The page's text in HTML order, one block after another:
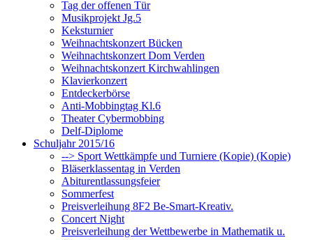
Tag der offenen Tür
Musikprojekt Jg.5
Keksturnier
Weihnachtskonzert Bücken
Weihnachtskonzert Dom Verden
Weihnachtskonzert Kirchwahlingen
Klavierkonzert
Entdeckerbörse
Anti-Mobbingtag Kl.6
Theater Cybermobbing
Delf-Diplome
Schuljahr 2015/16
--> Sport Wettkämpfe und Turniere (Kopie) (Kopie)
Bläserklassentag in Verden
Abiturentlassungsfeier
Sommerfest
Preisverleihung 8F2 Be-Smart-Kreativ.
Concert Night
Preisverleihung der Wettbewerbe in Mathematik u.